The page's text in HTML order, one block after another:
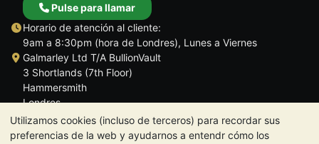
Utilizamos cookies (incluso de terceros) para recordar sus
preferencias de la web y ayudarnos a entendr cómo los
Pulse para llamar
Horario de atención al cliente:
9am a 8:30pm (hora de Londres), Lunes a Viernes
Galmarley Ltd T/A BullionVault
3 Shortlands (7th Floor)
Hammersmith
Londres
W6 8DA
Reino Unido